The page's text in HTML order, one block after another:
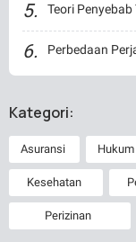
Teori
Perbedaan
Kategori:
Asuransi Hukum
Kesehatan
Perizinan